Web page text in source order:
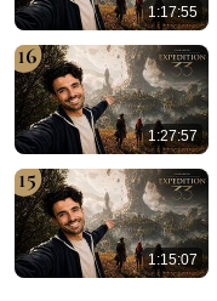
1:17:55
1:27:57
1:15:07